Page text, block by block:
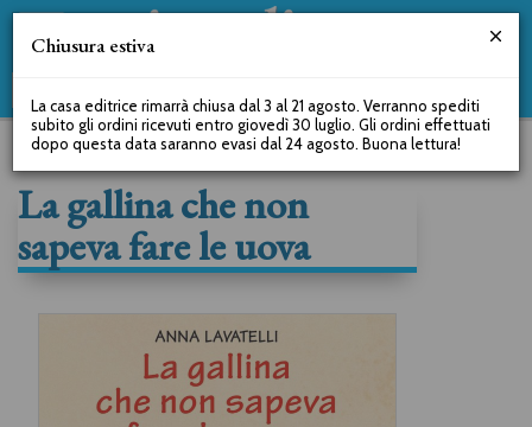
La gallina che non
sapeva fare le uova
Chiusura estiva
La casa editrice rimarrà chiusa dal 3 al 21 agosto. Verranno spediti
subito gli ordini ricevuti entro giovedì 30 luglio. Gli ordini effettuati
dopo questa data saranno evasi dal 24 agosto. Buona lettura!